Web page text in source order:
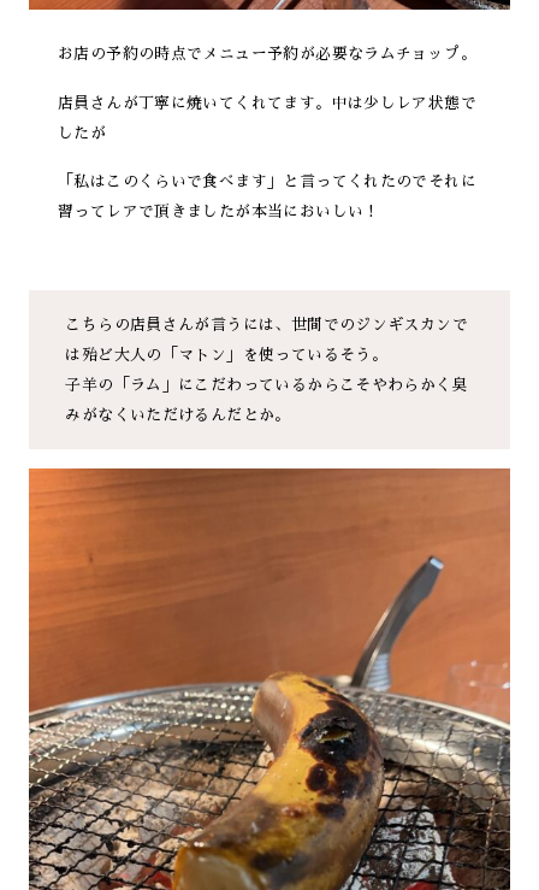
お店の予約の時点でメニュー予約が必要なラムチョップ。
店員さんが丁寧に焼いてくれてます。中は少しレア状態で
したが
「私はこのくらいで食べます」と言ってくれたのでそれに
習ってレアで頂きましたが本当においしい！
こちらの店員さんが言うには、世間でのジンギスカンで
は殆ど大人の「マトン」を使っているそう。
子羊の「ラム」にこだわっているからこそやわらかく臭
みがなくいただけるんだとか。